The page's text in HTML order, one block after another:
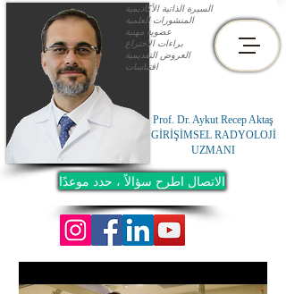
Prof. Dr. Aykut Recep Aktaş
GİRİŞİMSEL RADYOLOJİ
UZMANI
الاتصال اطرح سؤالاً ، حدد موعدًا
السيرة الذاتية الأكاديمية
المنشورات العلمية
عضوية مهنية
براءات الاختراع
العروض التقديمية
اقتباسات